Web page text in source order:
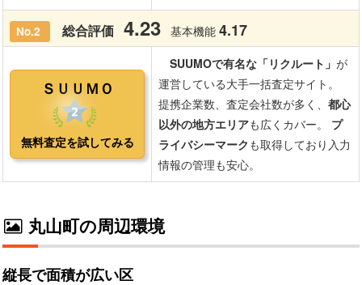
丸山町の周辺環境
縦長で面積が広い区